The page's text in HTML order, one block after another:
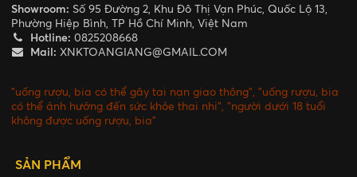
Showroom: Số 95 Đường 2, Khu Đô Thị Vạn Phúc, Quốc Lộ 13,
Phường Hiệp Bình, TP Hồ Chí Minh, Việt Nam
Hotline: 0825208668
Mail: XNKTOANGIANG@GMAIL.COM
"uống rượu, bia có thể gây tai nạn giao thông", "uống rượu, bia
có thể ảnh hưởng đến sức khỏe thai nhi", "người dưới 18 tuổi
không được uống rượu, bia"
SẢN PHẨM